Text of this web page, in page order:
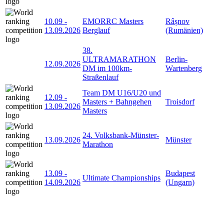
10.09 -
13.09.2026
EMORRC Masters
Berglauf
Râșnov
(Rumänien)
12.09.2026
38.
ULTRAMARATHON
DM im 100km-
Straßenlauf
Berlin-
Wartenberg
12.09 -
13.09.2026
Team DM U16/U20 und
Masters + Bahngehen
Masters
Troisdorf
13.09.2026
24. Volksbank-Münster-
Marathon
Münster
13.09 -
14.09.2026
Ultimate Championships
Budapest
(Ungarn)